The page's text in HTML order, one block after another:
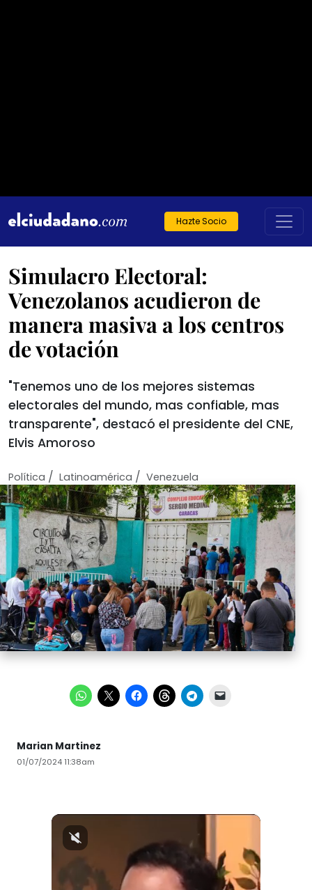
Hazte Socio
Simulacro Electoral:
Venezolanos acudieron de
manera masiva a los centros
de votación
"Tenemos uno de los mejores sistemas
electorales del mundo, mas confiable, mas
transparente", destacó el presidente del CNE,
Elvis Amoroso
Política / Latinoamérica / Venezuela
Marian Martinez
01/07/2024 11:38am